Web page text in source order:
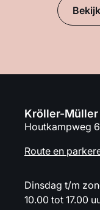
Kröller-Müller
Houtkampweg
Route en
Dinsdag t/m
10.00 tot 17.00